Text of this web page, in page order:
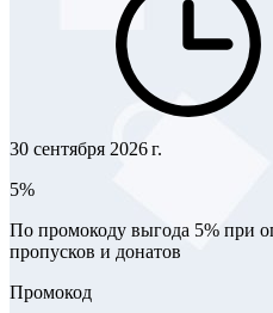
30 сентября 2026 г.
5%
По промокоду выгода 5% при
пропусков и донатов
Промокод